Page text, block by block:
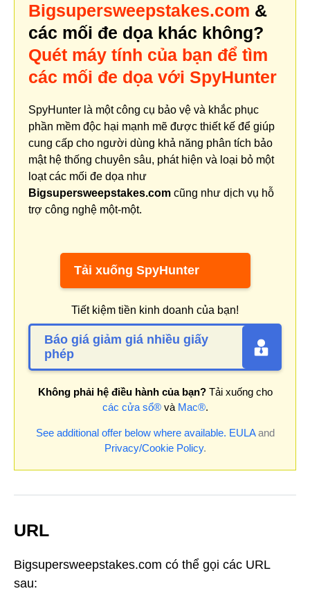
Bigsupersweepstakes.com &
các mối đe dọa khác không?
Quét máy tính của bạn để tìm
các mối đe dọa với SpyHunter
SpyHunter là một công cụ bảo vệ và khắc phục
phần mềm độc hại mạnh mẽ được thiết kế để giúp
cung cấp cho người dùng khả năng phân tích bảo
mật hệ thống chuyên sâu, phát hiện và loại bỏ một
loạt các mối đe dọa như
Bigsupersweepstakes.com cũng như dịch vụ hỗ
trợ công nghệ một-một.
Tải xuống SpyHunter
Tiết kiệm tiền kinh doanh của bạn!
Báo giá giảm giá nhiều giấy
phép
Không phải hệ điều hành của bạn?Tải xuống cho
các cửa sổ®và Mac®.
See additional offer below where available. EULAand
Privacy/Cookie Policy.
URL
Bigsupersweepstakes.com có thể gọi các URL
sau: